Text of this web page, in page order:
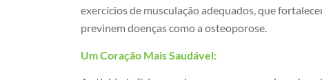
exercícios de musculação adequados, que
previnem doenças como a osteoporose.
Um Coração Mais Saudável: